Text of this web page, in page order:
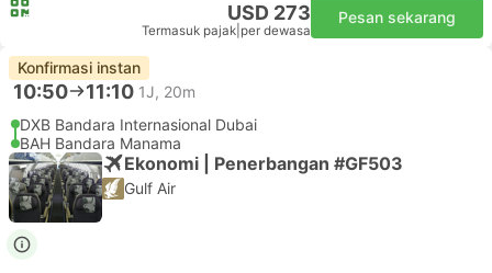
USD 273
Termasuk pajak per dewasa
Pesan sekarang
Konfirmasi instan
10:50 11:10 1J, 20m
DXB Bandara Internasional Dubai
BAH Bandara Manama
Ekonomi | Penerbangan #GF503
Gulf Air